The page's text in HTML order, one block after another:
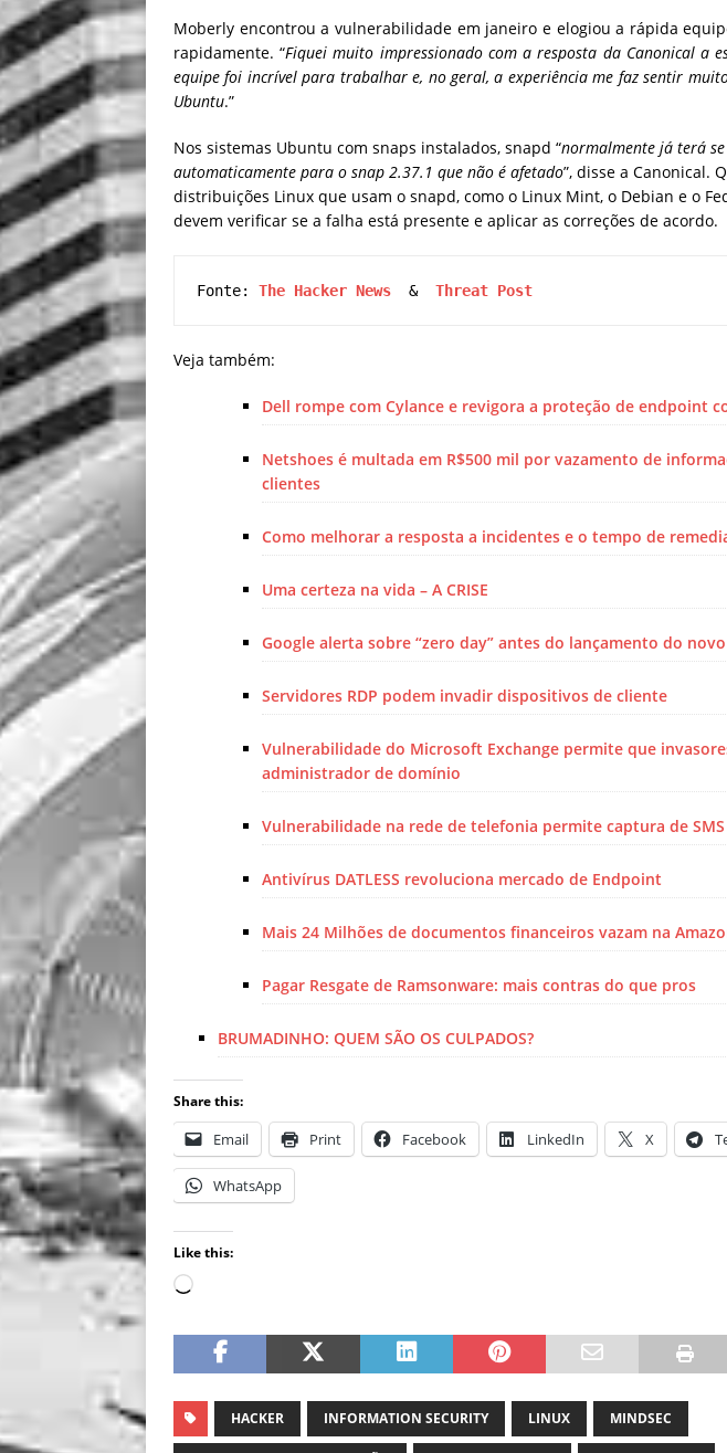
Moberly encontrou a vulnerabilidade em janeiro e elogiou a rápida
rapidamente. “Fiquei muito impressionado com a resposta da Canonical a
equipe foi incrível para trabalhar e, no geral, a experiência me faz sentir
Ubuntu.”
Nos sistemas Ubuntu com snaps instalados, snapd “normalmente já terá
automaticamente para o snap 2.37.1 que não é afetado”, disse a Canonical.
distribuições Linux que usam o snapd, como o Linux Mint, o Debian e o
devem verificar se a falha está presente e aplicar as correções de acordo.
Fonte: The Hacker News & Threat Post
Veja também:
Dell rompe com Cylance e revigora a proteção de endpoint
Netshoes é multada em R$500 mil por vazamento de
clientes
Como melhorar a resposta a incidentes e o tempo de
Uma certeza na vida – A CRISE
Google alerta sobre “zero day” antes do lançamento do novo
Servidores RDP podem invadir dispositivos de cliente
Vulnerabilidade do Microsoft Exchange permite que
administrador de domínio
Vulnerabilidade na rede de telefonia permite captura de SMS
Antivírus DATLESS revoluciona mercado de Endpoint
Mais 24 Milhões de documentos financeiros vazam na
Pagar Resgate de Ramsonware: mais contras do que pros
BRUMADINHO: QUEM SÃO OS CULPADOS?
Share this:
Email Print Facebook LinkedIn X
WhatsApp
Like this:
HACKER INFORMATION SECURITY LINUX MINDSEC